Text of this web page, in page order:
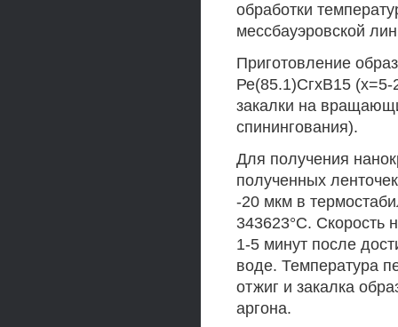
обработки
мессбауэровской
Приготовление
Ре(85.1)СгхВ15
закалки на
спинингования).
Для получения
полученных
-20 мкм в
343623°С. Скорость
1-5 минут после
воде. Температура
отжиг и закалка
аргона.